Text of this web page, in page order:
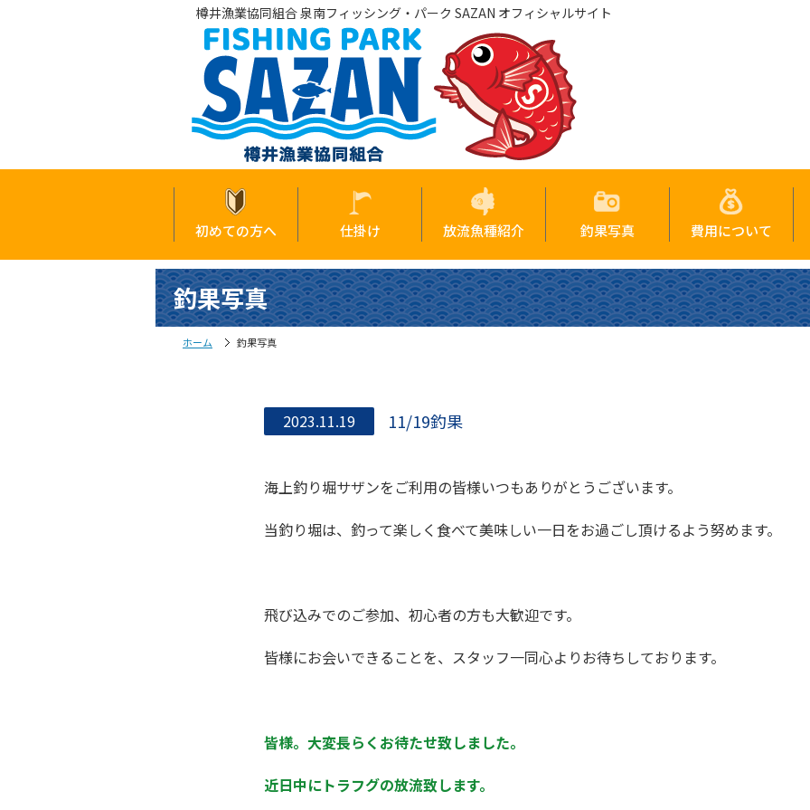
樽井漁業協同組合 泉南フィッシング・パーク SAZAN オフィシャルサイト
初めての方へ 仕掛け 放流魚種紹介 釣果写真 費用について
釣果写真
ホーム 釣果写真
2023.11.19 11/19釣果
海上釣り堀サザンをご利用の皆様いつもありがとうございます。
当釣り堀は、釣って楽しく食べて美味しい一日をお過ごし頂けるよう努めます。
飛び込みでのご参加、初心者の方も大歓迎です。
皆様にお会いできることを、スタッフ一同心よりお待ちしております。
皆様。大変長らくお待たせ致しました。
近日中にトラフグの放流致します。